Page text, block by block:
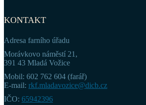
KONTAKT
Adresa farního úřadu
Morávkovo náměstí 21,
391 43 Mladá Vožice
Mobil: 602 762 604 (farář)
E-mail: rkf.mladavozice@dicb.cz
IČO: 65942396